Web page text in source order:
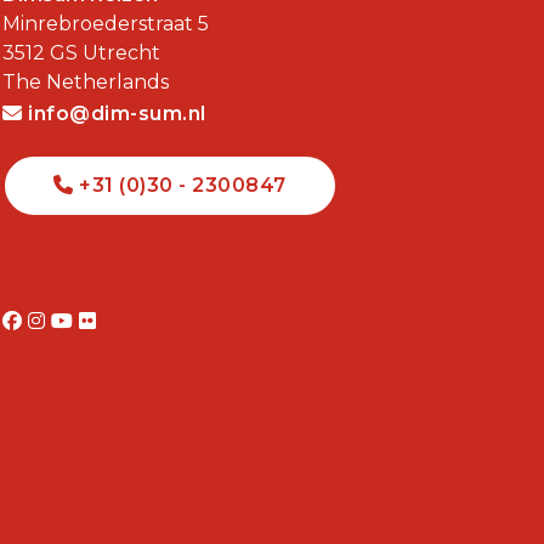
Minrebroederstraat 5
3512 GS Utrecht
The Netherlands
info@dim-sum.nl
+31 (0)30 - 2300847